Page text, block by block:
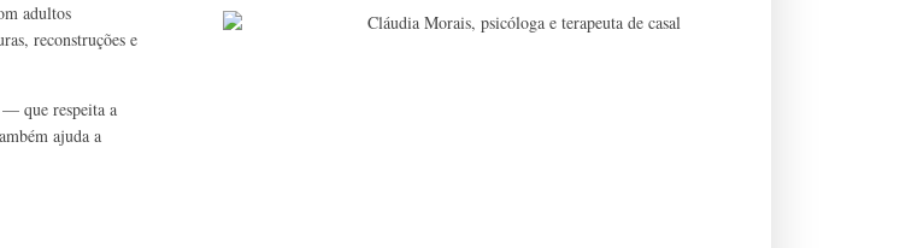
adultos
reconstruções e
— que respeita a
ajuda a